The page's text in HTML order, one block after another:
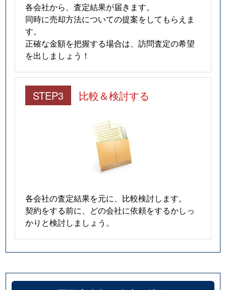
各会社から、査定結果が届きます。
同時に売却方法についての提案をしてもらえま
す。
正確な金額を把握する場合は、訪問査定の希望
を出しましょう！
STEP3 比較＆検討する
各会社の査定結果を元に、比較検討します。
契約をする前に、どの会社に依頼をするかしっ
かりと検討しましょう。